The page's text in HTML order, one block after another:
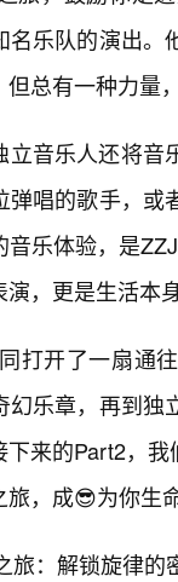
名乐队的演出
总有一种力量
立音乐人还将音
弹唱的歌手，
乐体验，是
，更是生活本
打开了一扇通
幻乐章，再到
来的Part2，
，成😎为你生
旅：解锁旋律的